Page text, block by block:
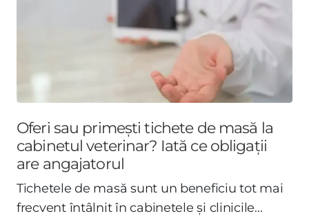
Oferi sau primești tichete de masă la
cabinetul veterinar? Iată ce obligații
are angajatorul
Tichetele de masă sunt un beneficiu tot mai
frecvent întâlnit în cabinetele și clinicile...